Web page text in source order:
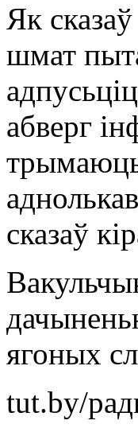
Як
шмат
абверг
сказаў
ягоных
tut.by/